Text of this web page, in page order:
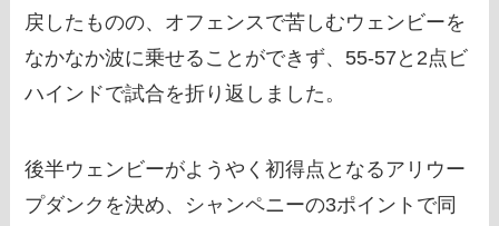
戻したものの、オフェンスで苦しむウェンビーを
なかなか波に乗せることができず、55-57と2点ビ
ハインドで試合を折り返しました。
後半ウェンビーがようやく初得点となるアリウー
プダンクを決め、シャンペニーの3ポイントで同